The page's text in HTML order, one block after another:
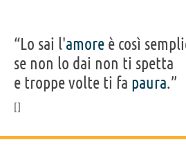
“Lo sai l'amore è così
se non lo dai non ti spetta
e troppe volte ti fa paura.”